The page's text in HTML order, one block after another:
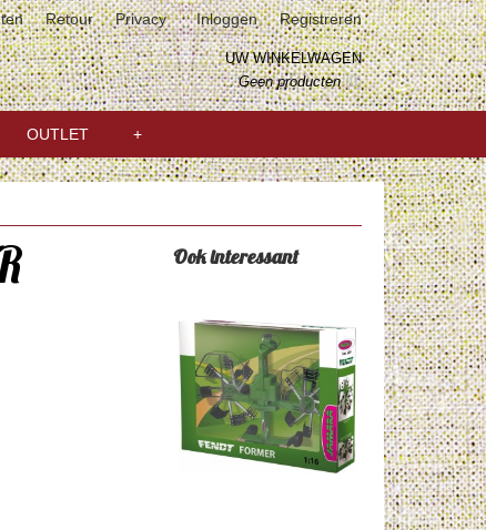
Retour Privacy Inloggen Registreren
UW WINKELWAGEN
Geen producten(0)
OUTLET +
Ook interessant